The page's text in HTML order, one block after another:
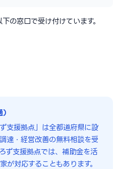
の窓口で受け付けています。
支援拠点」は全都道府県に設
達・経営改善の無料相談を受
ず支援拠点では、補助金を活
が対応することもあります。